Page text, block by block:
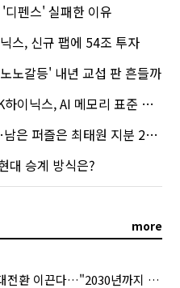
펜스' 실패한 이유
스, 신규 팹에 54조 투자
노갈등' 내년 교섭 판 흔들까
, AI 메모리 표준 선점 나섰다
퍼즐은 최태원 지분 29.4%
대 승계 방식은?
more
AI로 제조업 대전환 이끈다…"2030년까지 민관합동 20조 투자"